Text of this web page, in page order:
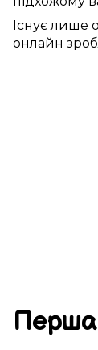
Існуєлише
онлайн
Перша